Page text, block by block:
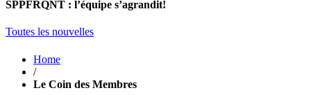
SPPFRQNT : l’équipe s’agrandit!
Toutes les nouvelles
Home
/
Le Coin des Membres